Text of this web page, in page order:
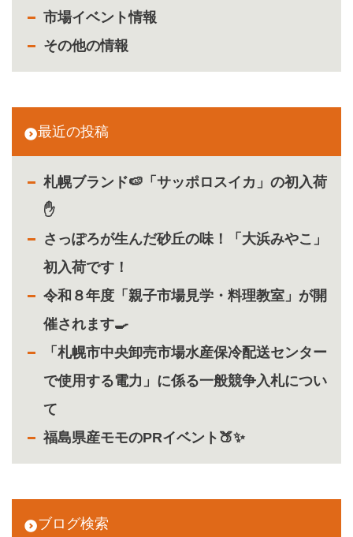
市場イベント情報
その他の情報
最近の投稿
札幌ブランド🍉「サッポロスイカ」の初入荷
✋
さっぽろが生んだ砂丘の味！「大浜みやこ」
初入荷です！
令和８年度「親子市場見学・料理教室」が開
催されます🍳
「札幌市中央卸売市場水産保冷配送センター
で使用する電力」に係る一般競争入札につい
て
福島県産モモのPRイベント🍑✨
ブログ検索